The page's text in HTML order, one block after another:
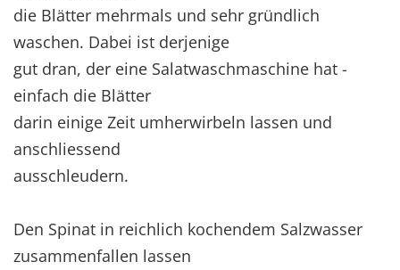
die Blätter mehrmals und sehr gründlich
waschen. Dabei ist derjenige
gut dran, der eine Salatwaschmaschine hat -
einfach die Blätter
darin einige Zeit umherwirbeln lassen und
anschliessend
ausschleudern.
Den Spinat in reichlich kochendem Salzwasser
zusammenfallen lassen